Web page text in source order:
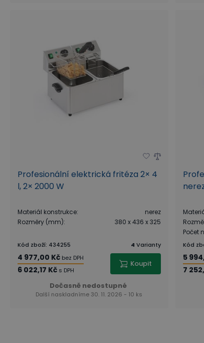
Profesionální elektrická fritéza 2× 4
l, 2× 2000 W
Materiál konstrukce:
nerez
Rozměry (mm): 380 x 436 x 325
Kód zboží: 434255 4 Varianty
4 977,00 Kč bez DPH
6 022,17 Kč s DPH
Koupit
Dočasně nedostupné
Další naskladníme 30. 11. 2026 - 10 ks
Počet
Kód
5
7